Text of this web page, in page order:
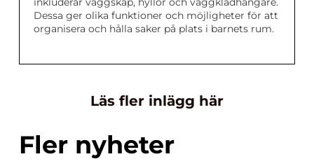
Dessa ger olika funktioner och möjligheter för att
organisera och hålla saker på plats i barnets rum.
Läs fler inlägg här
Fler nyheter